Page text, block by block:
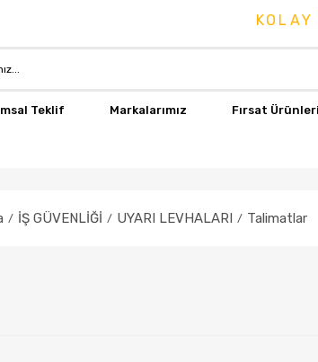
KOLAY
Teklif Markalarımız Fırsat Ürünleri
İŞ GÜVENLİĞİ UYARI LEVHALARI Talimatlar